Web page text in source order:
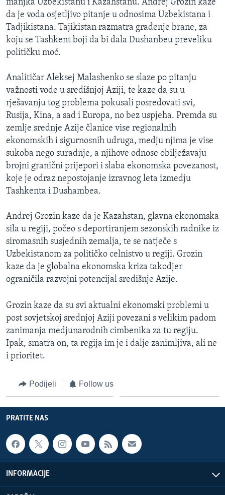
manjka Uzbekistanu i Kazahstanu. Andrej Grozin kaze
da je voda osjetljivo pitanje u odnosima Uzbekistana i
Tadjikistana. Tajikistan razmatra građenje brane, za
koju se Tashkent boji da bi dala Dushanbeu preveliku
političku moć.
Analitičar Aleksej Malashenko se slaze po pitanju
važnosti vode u središnjoj Aziji, te kaze da su u
rješavanju tog problema pokusali posredovati svi,
Rusija, Kina, a sad i Europa, no bez uspjeha. Premda su
zemlje srednje Azije članice vise regionalnih
ekonomskih i sigurnosnih udruga, medju njima je vise
sukoba nego suradnje, a njihove odnose obilježavaju
brojni granični prijepori i slaba ekonomska povezanost,
koje je odraz nepostojanje izravnog leta izmedju
Tashkenta i Dushambea.
Andrej Grozin kaze da je Kazahstan, glavna ekonomska
sila u regiji, počeo s deportiranjem sezonskih radnike iz
siromasnih susjednih zemalja, te se natječe s
Uzbekistanom za političko celnistvo u regiji. Grozin
kaze da je globalna ekonomska kriza takodjer
ograničila razvojni potencijal središnje Azije.
Grozin kaze da su svi aktualni ekonomski problemi u
post sovjetskoj srednjoj Aziji povezani s velikim padom
zanimanja medjunarodnih cimbenika za tu regiju.
Ipak, smatra on, ta regija im je i dalje zanimljiva, ali ne
i prioritet.
Podijeli Follow us
PRATITE NAS
INFORMACIJE